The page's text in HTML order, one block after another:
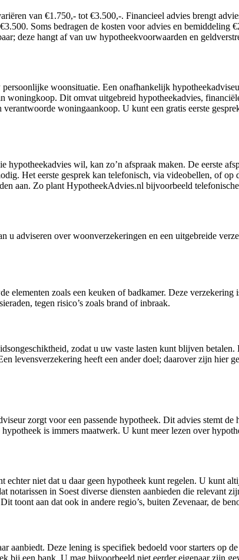
van €1.750,- tot €3.500,-. Financieel advies brengt
Soms bedragen de kosten voor advies en bemiddeling
deze hangt af van uw hypotheekvoorwaarden en
woonsituatie. Een onafhankelijk
woningkoop. Dit omvat uitgebreid hypotheekadvies,
woningaankoop. U kunt een gratis eerste
wil, kan zo’n afspraak maken. De eerste
Het eerste gesprek kan telefonisch, via videobellen, of op
aan. Zo plant HypotheekAdvies.nl bijvoorbeeld
adviseren over woonverzekeringen en een uitgebreide
elementen zoals een keuken of badkamer. Deze
tegen risico’s zoals brand of inbraak.
zodat u uw vaste lasten kunt blijven
levensverzekering heeft een ander doel; daarover zijn hier
zorgt voor een passende hypotheek. Dit advies stemt de
is immers maatwerk. U kunt meer lezen over
niet dat u daar geen hypotheek kunt regelen. U kunt
in Soest diverse diensten aanbieden die relevant
toont aan dat ook in andere regio’s, buiten Zevenaar, de
aanbiedt. Deze lening is specifiek bedoeld voor starters op